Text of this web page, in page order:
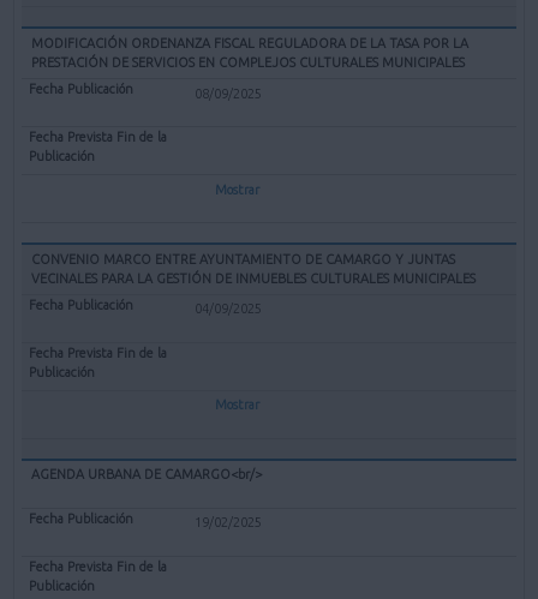
MODIFICACIÓN ORDENANZA FISCAL REGULADORA DE LA TASA POR LA
PRESTACIÓN DE SERVICIOS EN COMPLEJOS CULTURALES MUNICIPALES
08/09/2025
Mostrar
CONVENIO MARCO ENTRE AYUNTAMIENTO DE CAMARGO Y JUNTAS
VECINALES PARA LA GESTIÓN DE INMUEBLES CULTURALES MUNICIPALES
04/09/2025
Mostrar
AGENDA URBANA DE CAMARGO<br/>
19/02/2025